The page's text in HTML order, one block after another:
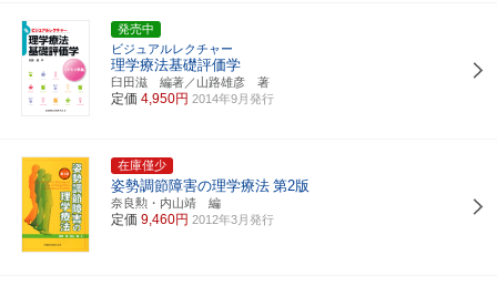
発売中
ビジュアルレクチャー
理学療法基礎評価学
臼田滋 編著／山路雄彦 著
定価 4,950円 2014年9月発行
在庫僅少
姿勢調節障害の理学療法 第2版
奈良勲・内山靖 編
定価 9,460円 2012年3月発行